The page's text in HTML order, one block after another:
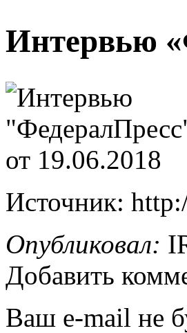
Интервью
Источник:
Опубликовал:
Добавить
Ваш e-mail не